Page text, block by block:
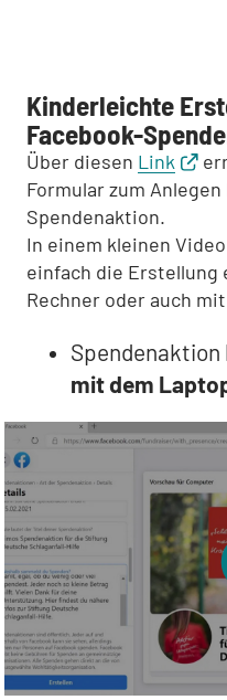
Kinderleichte
Facebook-
Über diesen Link
Formular zum
Spendenaktion.
In einem kleinen
einfach die
Rechner oder auch
mit dem